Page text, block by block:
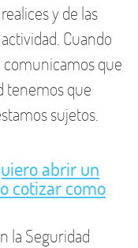
y de las
Cuando
comunicamos que
tenemos que
sujetos.
abrir un
cotizar como
la Seguridad